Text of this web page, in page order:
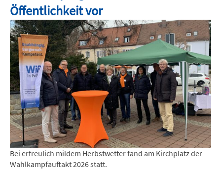
Öffentlichkeit vor
Bei erfreulich mildem Herbstwetter fand am Kirchplatz der
Wahlkampfauftakt 2026 statt.